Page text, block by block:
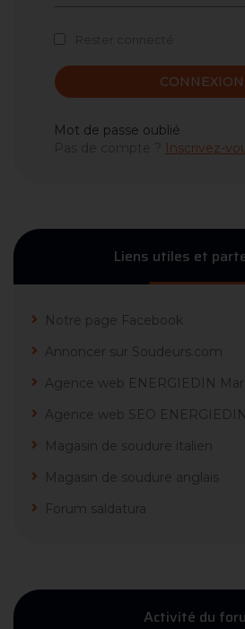
CONNEXION
Mot de passe oublié
Inscrivez-
Liens utiles et
Notre page Facebook
Annoncer sur Soudeurs.com
Agence web ENERGIEDIN
Agence web SEO
Magasin de soudure italien
Magasin de soudure anglais
Forum saldatura
Activité du